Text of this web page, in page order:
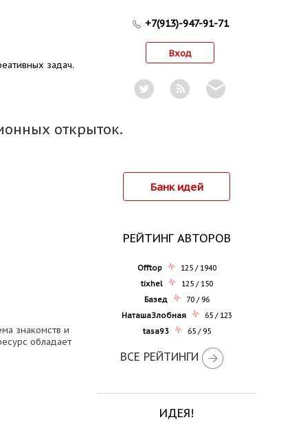
задач.
+7(913)-947-91-71
Вход
открыток.
знакомств и
обладает
Банк идей
РЕЙТИНГ АВТОРОВ
Offtop
125 / 1940
tixhel
125 / 150
Базед
70 / 96
НаташаЗлобная
65 / 123
tasa93
65 / 95
ВСЕ РЕЙТИНГИ
ИДЕЯ!